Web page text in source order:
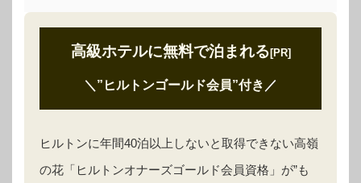
高級ホテルに無料で泊まれる [PR]
＼”ヒルトンゴールド会員”付き ／
ヒルトンに年間40泊以上しないと取得できない高嶺
の花「ヒルトンオナーズゴールド会員資格」が”も